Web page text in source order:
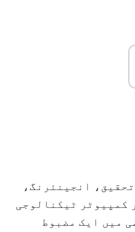
انجینئرنگ،
کمپیوٹر ٹیکنالوجی
میں ایک مضبوط